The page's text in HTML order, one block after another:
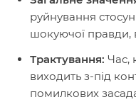
руйнування
шокуючої правди,
Трактування: Час,
виходить з-під
помилкових